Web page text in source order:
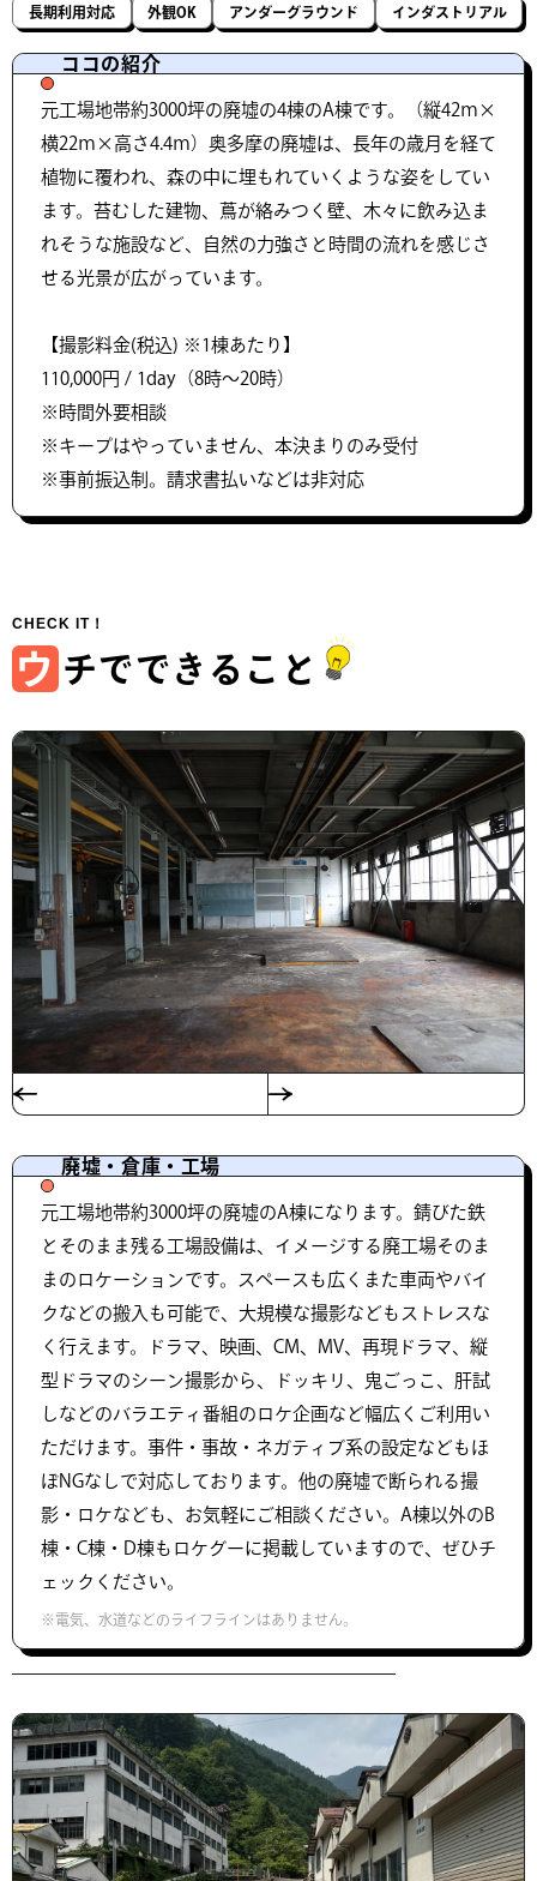
長期利用対応 外観OK アンダーグラウンド インダストリアル
ココの紹介
元工場地帯約3000坪の廃墟の4棟のA棟です。（縦42ｍ×
横22ｍ×高さ4.4ｍ）奥多摩の廃墟は、長年の歳月を経て
植物に覆われ、森の中に埋もれていくような姿をしてい
ます。苔むした建物、蔦が絡みつく壁、木々に飲み込ま
れそうな施設など、自然の力強さと時間の流れを感じさ
せる光景が広がっています。
【撮影料金(税込) ※1棟あたり】
110,000円 / 1day（8時～20時）
※時間外要相談
※キープはやっていません、本決まりのみ受付
※事前振込制。請求書払いなどは非対応
ウ チでできること
廃墟・倉庫・工場
元工場地帯約3000坪の廃墟のA棟になります。錆びた鉄
とそのまま残る工場設備は、イメージする廃工場そのま
まのロケーションです。スペースも広くまた車両やバイ
クなどの搬入も可能で、大規模な撮影などもストレスな
く行えます。ドラマ、映画、CM、MV、再現ドラマ、縦
型ドラマのシーン撮影から、ドッキリ、鬼ごっこ、肝試
しなどのバラエティ番組のロケ企画など幅広くご利用い
ただけます。事件・事故・ネガティブ系の設定などもほ
ぼNGなしで対応しております。他の廃墟で断られる撮
影・ロケなども、お気軽にご相談ください。A棟以外のB
棟・C棟・D棟もロケグーに掲載していますので、ぜひチ
ェックください。
※電気、水道などのライフラインはありません。